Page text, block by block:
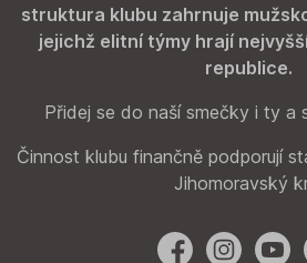
struktura klubu zahrnuje
jejichž elitní týmy hrají
republice.
Přidej se do naší smečky i ty a
Činnost klubu finančně podporují
Jihomoravský